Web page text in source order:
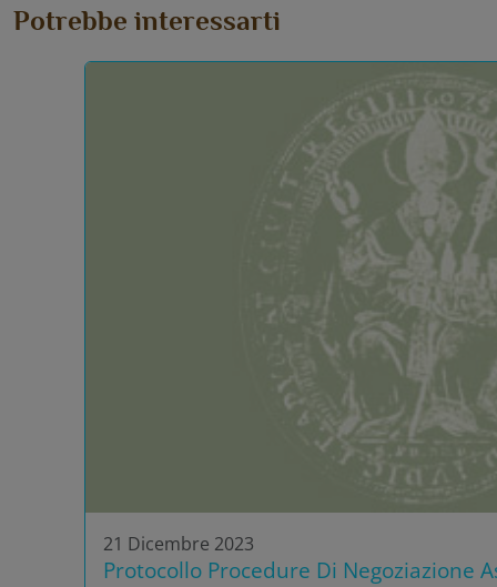
Potrebbe interessarti
21 Dicembre 2023
Protocollo Procedure Di Negoziazione